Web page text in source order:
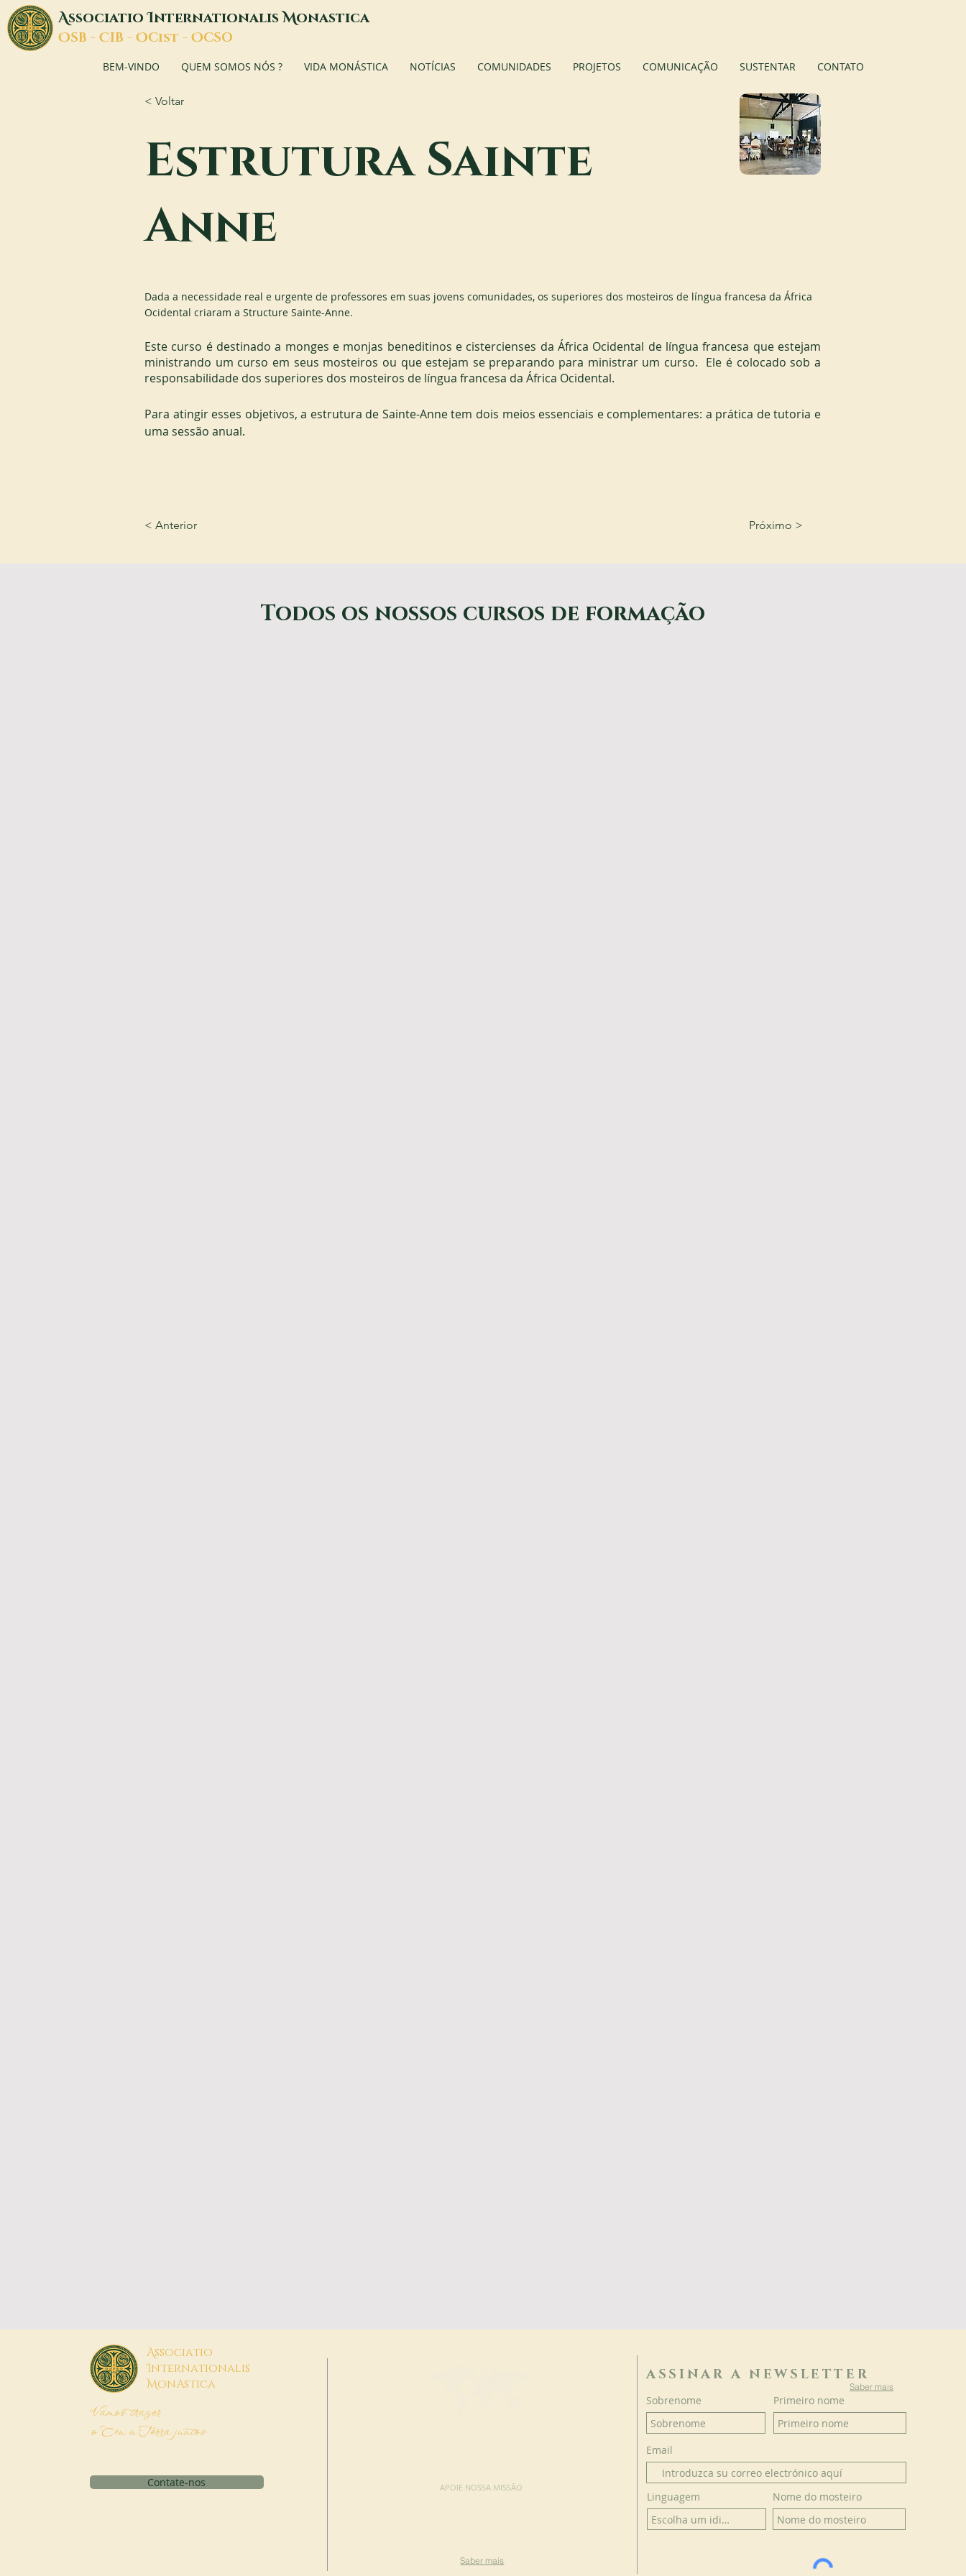
AssociatioInternationalisMonastica
OSB - CIB - OCist - OCSO
BEM-VINDO QUEM SOMOS NÓS ? VIDA MONÁSTICA NOTÍCIAS COMUNIDADES PROJETOS COMUNICAÇÃO SUSTENTAR CONTATO
< Voltar
Estrutura Sainte
Anne
Dada a necessidade real e urgente de professores em suas jovens comunidades, os superiores dos mosteiros de língua francesa da África
Ocidental criaram a Structure Sainte-Anne.
Este curso é destinado a monges e monjas beneditinos e cistercienses da África Ocidental de língua francesa que estejam
ministrando um curso em seus mosteiros ou que estejam se preparando para ministrar um curso.  Ele é colocado sob a
responsabilidade dos superiores dos mosteiros de língua francesa da África Ocidental.
Para atingir esses objetivos, a estrutura de Sainte-Anne tem dois meios essenciais e complementares: a prática de tutoria e
uma sessão anual.
< Anterior Próximo >
Todos os nossos cursos de formação
Associatio
Internationalis
MonAstica
Vamos trazer
o Céu à Terra juntos
Contate-nos APOIE NOSSA MISSÃO
Saber mais
ASSINAR A NEWSLETTER
Saber mais
Sobrenome Primeiro nome
Email
Linguagem Nome do mosteiro